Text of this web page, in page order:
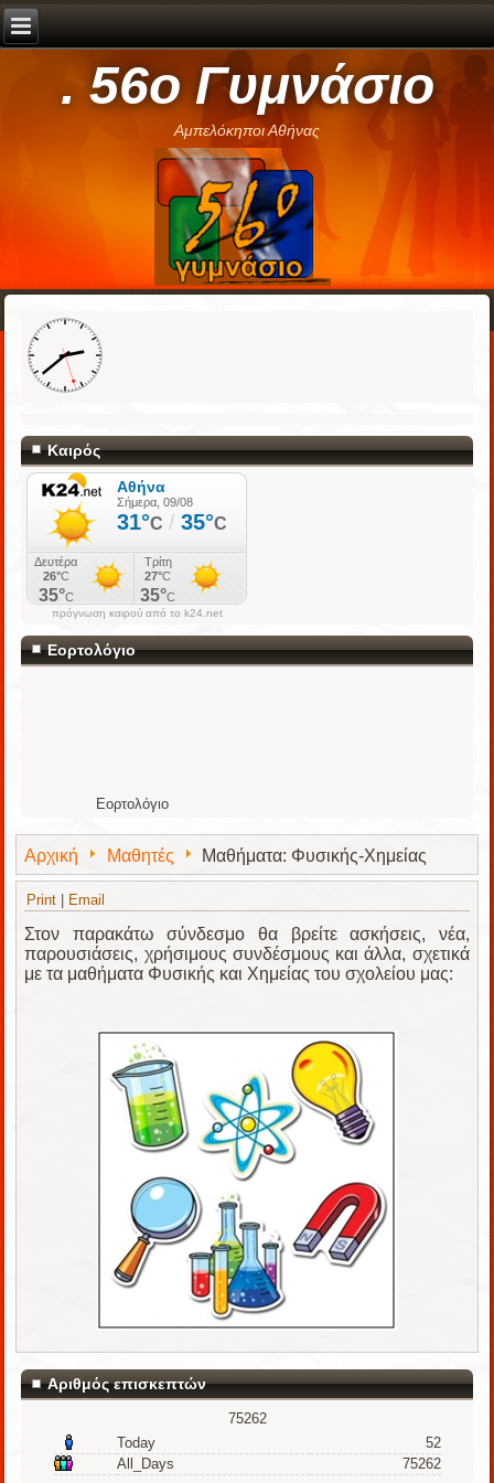
. 56ο Γυμνάσιο
Αμπελόκηποι Αθήνας
Καιρός
πρόγνωση καιρού από το k24.net
Εορτολόγιο
Εορτολόγιο
Αρχική Μαθητές Mαθήματα: Φυσικής-Χημείας
Print Email
Στον παρακάτω σύνδεσμο θα βρείτε ασκήσεις, νέα,
παρουσιάσεις, χρήσιμους συνδέσμους και άλλα, σχετικά
με τα μαθήματα Φυσικής και Χημείας του σχολείου μας:
Αριθμός επισκεπτών
75262
Today
52
All_Days
75262